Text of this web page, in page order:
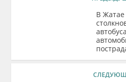
В Жатае